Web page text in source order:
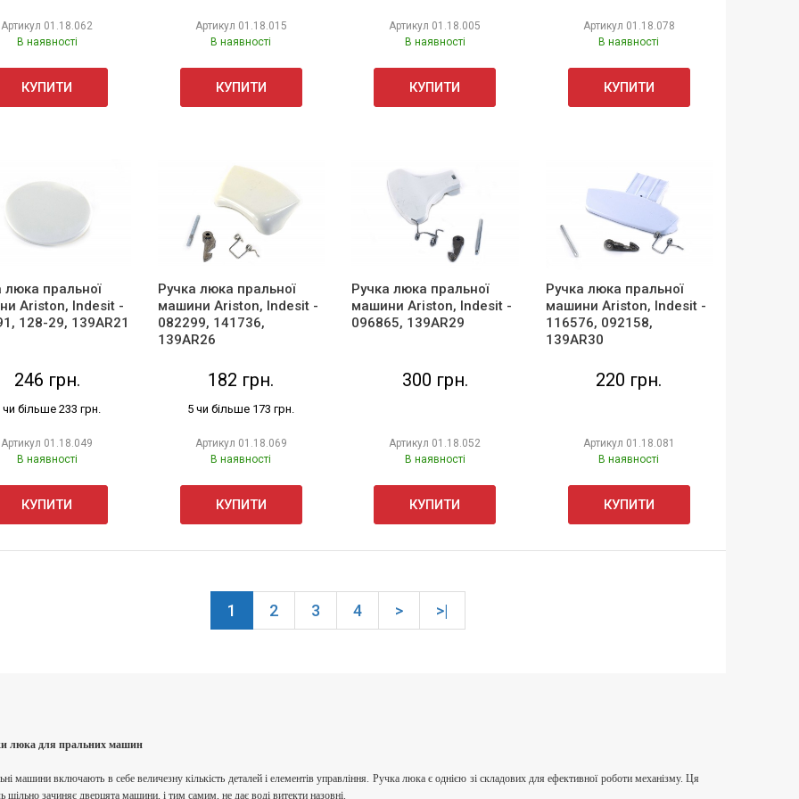
Артикул 01.18.062
В наявності
КУПИТИ
Артикул 01.18.015
В наявності
КУПИТИ
Артикул 01.18.005
В наявності
КУПИТИ
Артикул 01.18.078
В наявності
КУПИТИ
люка пральної
Ariston, Indesit -
128-29, 139AR21
246 грн.
чи більше 233 грн.
Артикул 01.18.049
В наявності
КУПИТИ
Ручка люка пральної
машини Ariston, Indesit -
082299, 141736,
139AR26
182 грн.
5 чи більше 173 грн.
Артикул 01.18.069
В наявності
КУПИТИ
Ручка люка пральної
машини Ariston, Indesit -
096865, 139AR29
300 грн.
Артикул 01.18.052
В наявності
КУПИТИ
Ручка люка пральної
машини Ariston, Indesit -
116576, 092158,
139AR30
220 грн.
Артикул 01.18.081
В наявності
КУПИТИ
1 2 3 4 > >|
люка для пральних машин
машини включають в себе величезну кількість деталей і елементів управління. Ручка люка є однією зі складових для ефективної роботи механізму. Ця
щільно зачиняє дверцята машини, і тим самим, не дає воді витекти назовні.